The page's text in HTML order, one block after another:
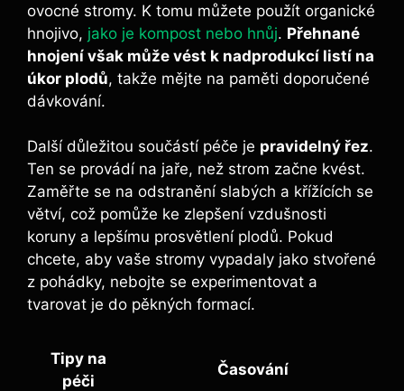
ovocné stromy. K tomu můžete použít organické
hnojivo, jako je kompost nebo hnůj. Přehnané
hnojení však může vést k nadprodukcí listí na
úkor plodů, takže mějte na paměti doporučené
dávkování.
Další důležitou součástí péče je pravidelný řez.
Ten se provádí na jaře, než strom začne kvést.
Zaměřte se na odstranění slabých a křížících se
větví, což pomůže ke zlepšení vzdušnosti
koruny a lepšímu prosvětlení plodů. Pokud
chcete, aby vaše stromy vypadaly jako stvořené
z pohádky, nebojte se experimentovat a
tvarovat je do pěkných formací.
Tipy na
péči
Časování